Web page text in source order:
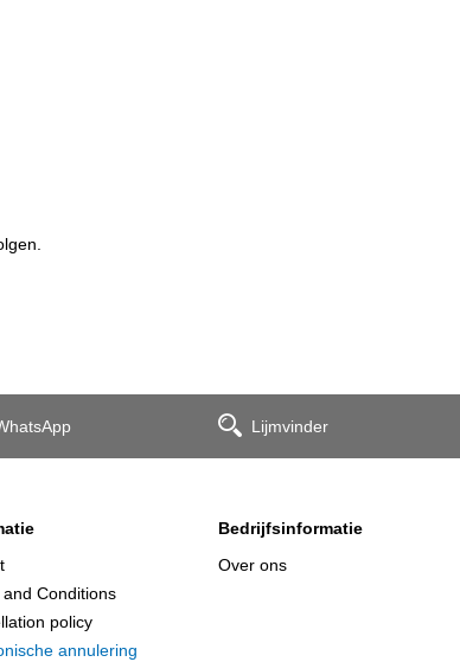
Lijmvinder
and Conditions
policy
annulering
Bedrijfsinformatie
Over ons